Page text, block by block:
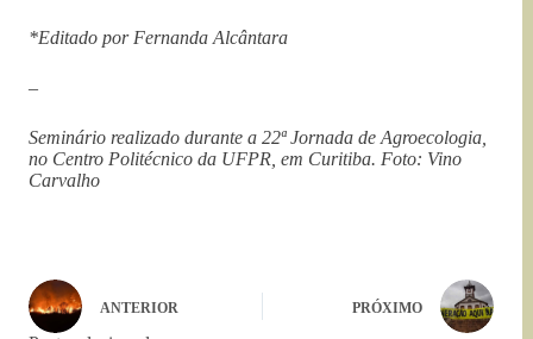
*Editado por Fernanda Alcântara
–
Seminário realizado durante a 22ª Jornada de Agroecologia,
no Centro Politécnico da UFPR, em Curitiba. Foto: Vino
Carvalho
ANTERIOR PRÓXIMO